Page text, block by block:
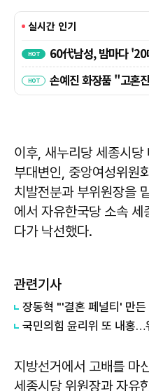
이후, 새누리당 세종시
부대변인, 중앙여성위원
치발전분과 부위원장을
에서 자유한국당 소속
다가 낙선했다.
관련기사
장동혁 "'결혼 페널티' 만
지방선거에서 고배를 마
세종시당 위원장과 자유